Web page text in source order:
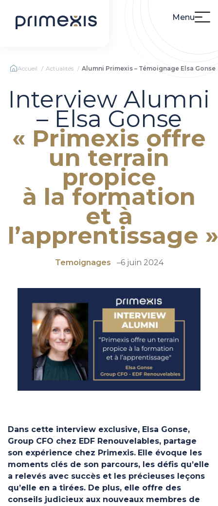
Menu
Accueil Actualités Alumni Primexis – Témoignage Elsa Gonse
Interview Alumni
– Elsa Gonse
« Primexis offre
un terrain
propice
à la formation
et à
l’apprentissage »
Temoignages –6 juin 2024
Dans cette interview exclusive, Elsa Gonse,
Group CFO chez EDF Renouvelables, partage
son expérience chez Primexis. Elle évoque les
moments clés de son parcours, les défis qu’elle
a relevés avec succès et les précieuses leçons
qu’elle en a tirées. De plus, elle offre des
conseils judicieux aux nouveaux membres de